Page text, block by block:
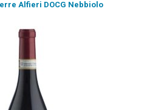
Alfieri DOCG Nebbiolo